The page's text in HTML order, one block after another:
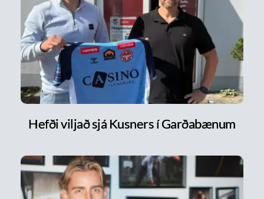
Hefði viljað sjá Kusners í Garðabænum